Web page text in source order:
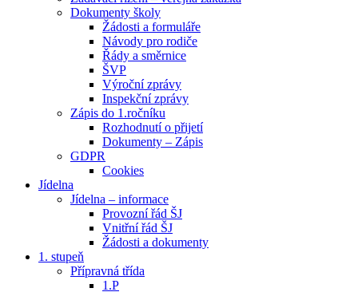
Dokumenty školy
Žádosti a formuláře
Návody pro rodiče
Řády a směrnice
ŠVP
Výroční zprávy
Inspekční zprávy
Zápis do 1.ročníku
Rozhodnutí o přijetí
Dokumenty – Zápis
GDPR
Cookies
Jídelna
Jídelna – informace
Provozní řád ŠJ
Vnitřní řád ŠJ
Žádosti a dokumenty
1. stupeň
Přípravná třída
1.P